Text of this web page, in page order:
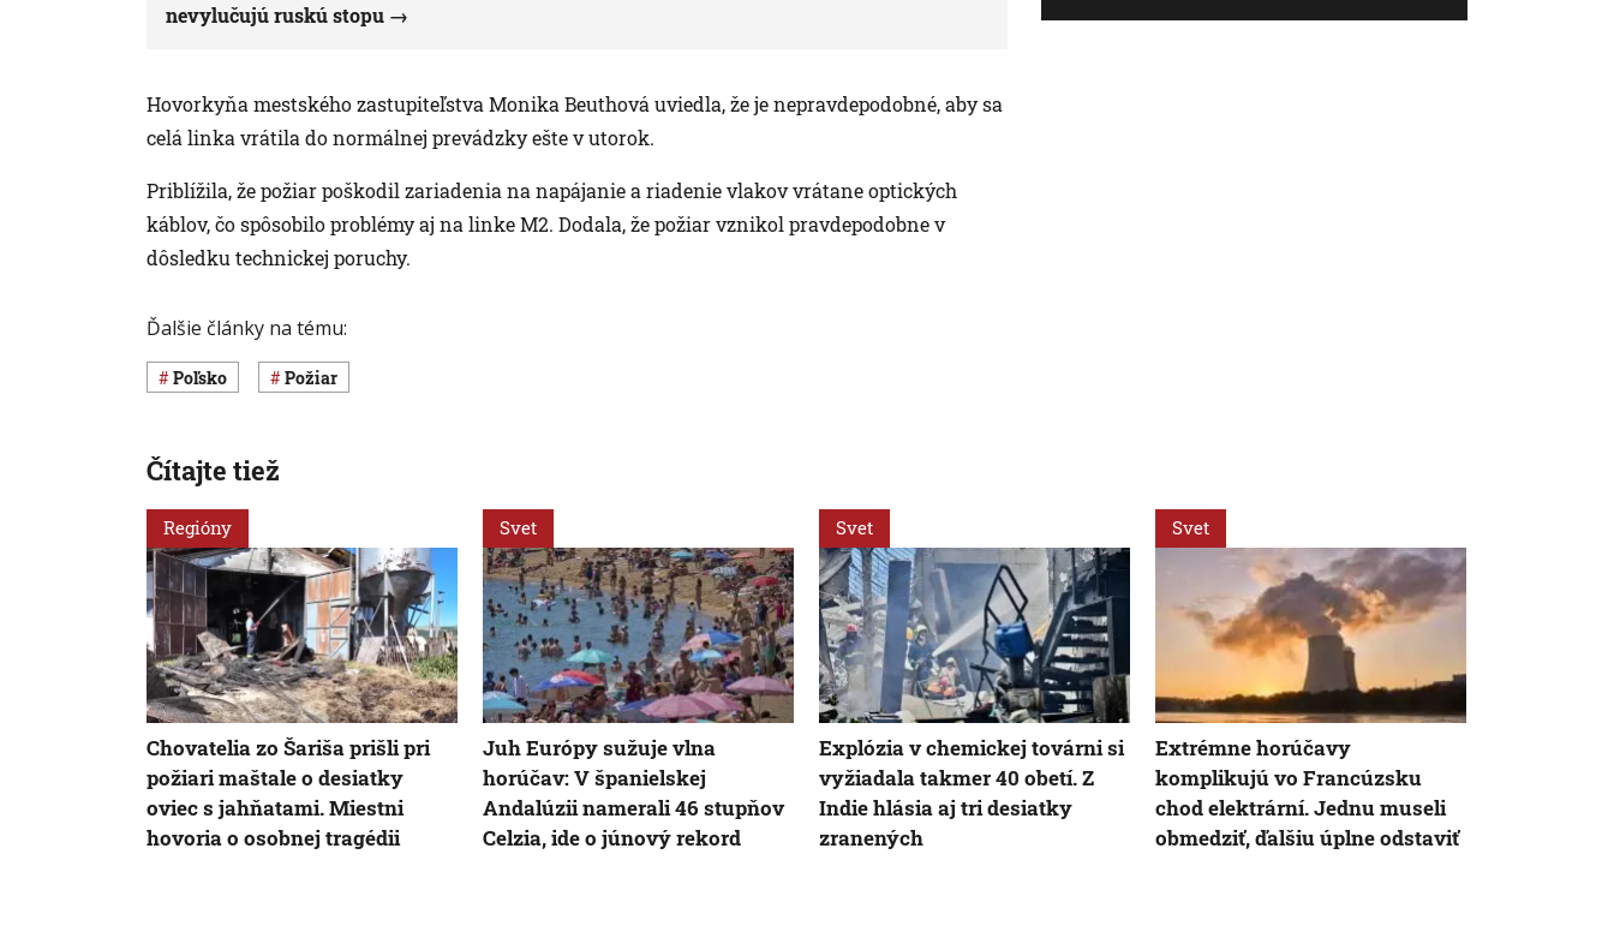
nevylučujú ruskú stopu
Hovorkyňa mestského zastupiteľstva Monika Beuthová uviedla, že je nepravdepodobné, aby sa
celá linka vrátila do normálnej prevádzky ešte v utorok.
Priblížila, že požiar poškodil zariadenia na napájanie a riadenie vlakov vrátane optických
káblov, čo spôsobilo problémy aj na linke M2. Dodala, že požiar vznikol pravdepodobne v
dôsledku technickej poruchy.
Ďalšie články na tému:
Poľsko požiar
Čítajte tiež
Regióny
Chovatelia zo Šariša prišli pri
požiari maštale o desiatky
oviec s jahňatami. Miestni
hovoria o osobnej tragédii
Svet
Juh Európy sužuje vlna
horúčav: V španielskej
Andalúzii namerali 46 stupňov
Celzia, ide o júnový rekord
Svet
Explózia v chemickej továrni si
vyžiadala takmer 40 obetí. Z
Indie hlásia aj tri desiatky
zranených
Svet
Extrémne horúčavy
komplikujú vo Francúzsku
chod elektrární. Jednu museli
obmedziť, ďalšiu úplne odstaviť